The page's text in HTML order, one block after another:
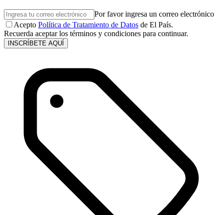
Por favor ingresa un correo electrónico
Acepto Política de Tratamiento de Datos de El País.
Recuerda aceptar los términos y condiciones para continuar.
INSCRÍBETE AQUÍ